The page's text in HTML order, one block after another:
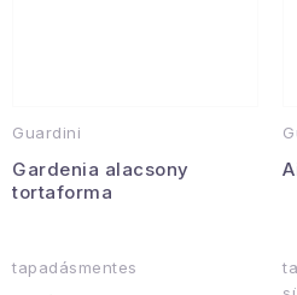
Guardini
Gardenia alacsony
tortaforma
tapadásmentes